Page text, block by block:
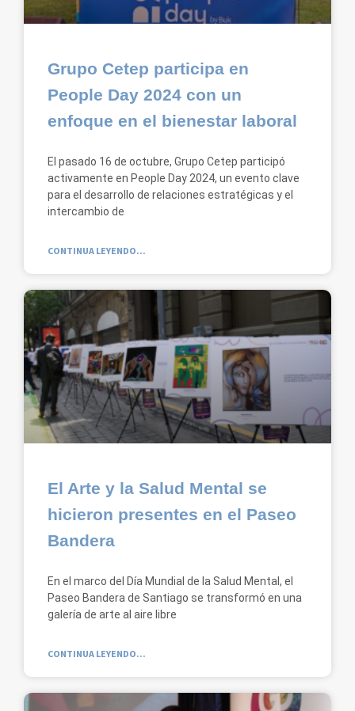
Grupo Cetep participa en
People Day 2024 con un
enfoque en el bienestar laboral
El pasado 16 de octubre, Grupo Cetep participó
activamente en People Day 2024, un evento clave
para el desarrollo de relaciones estratégicas y el
intercambio de
CONTINUA LEYENDO...
El Arte y la Salud Mental se
hicieron presentes en el Paseo
Bandera
En el marco del Día Mundial de la Salud Mental, el
Paseo Bandera de Santiago se transformó en una
galería de arte al aire libre
CONTINUA LEYENDO...